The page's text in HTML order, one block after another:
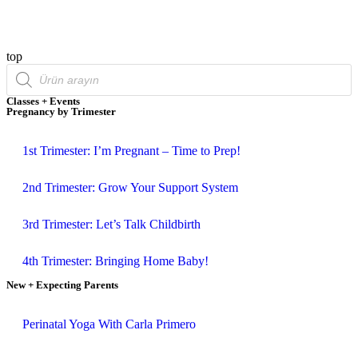
top
Classes + Events
Pregnancy by Trimester
1st Trimester: I’m Pregnant – Time to Prep!
2nd Trimester: Grow Your Support System
3rd Trimester: Let’s Talk Childbirth
4th Trimester: Bringing Home Baby!
New + Expecting Parents
Perinatal Yoga With Carla Primero